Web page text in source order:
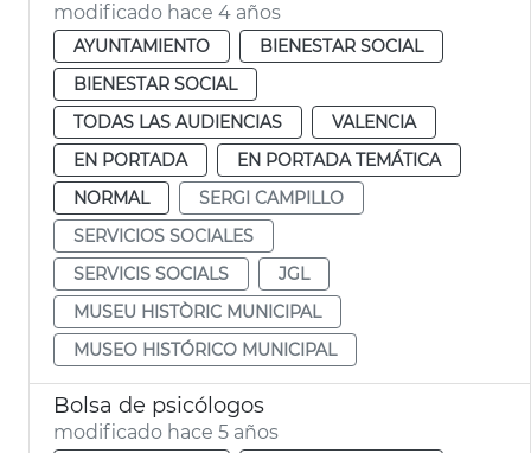
modificado hace 4 años
AYUNTAMIENTO
BIENESTAR SOCIAL
BIENESTAR SOCIAL
TODAS LAS AUDIENCIAS
VALENCIA
EN PORTADA
EN PORTADA TEMÁTICA
NORMAL
SERGI CAMPILLO
SERVICIOS SOCIALES
SERVICIS SOCIALS
JGL
MUSEU HISTÒRIC MUNICIPAL
MUSEO HISTÓRICO MUNICIPAL
Bolsa de psicólogos
modificado hace 5 años